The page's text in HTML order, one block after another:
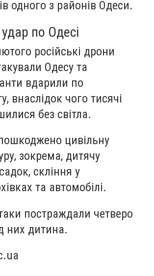
одного з районів Одеси.
по Одесі
російські дрони
Одесу та
вдарили по
внаслідок чого тисячі
без світла.
цивільну
зокрема, дитячу
скління у
та автомобілі.
постраждали четверо
них дитина.